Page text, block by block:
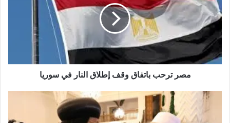
مصر ترحب باتفاق وقف إطلاق النار في سوريا